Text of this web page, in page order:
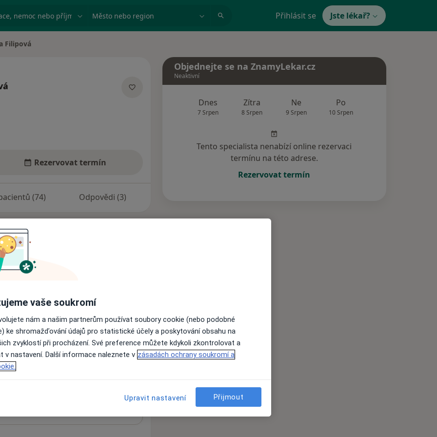
nemoc nebo příjmení Město nebo region Přihlásit se Jste lékař?
Filipová
Rezervovat termín
(74) Odpovědi (3)
v nové záložce
Objednejte se na ZnamyLekar.cz
Neaktivní
Dnes
7 Srpen
Zítra
8 Srpen
Ne
9 Srpen
Po
10 Srpen
Tento specialista nenabízí online rezervaci
termínu na této adrese.
Rezervovat termín
vaše soukromí
nám a našim partnerům používat soubory cookie (nebo podobné
ke shromažďování údajů pro statistické účely a poskytování obsahu na
zvyklostí při procházení. Své preference můžete kdykoli zkontrolovat a
v nastavení. Další informace naleznete v zásadách ochrany soukromí a
Upravit nastavení Přijmout